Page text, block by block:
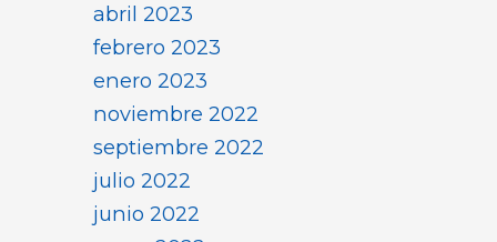
abril 2023
febrero 2023
enero 2023
noviembre 2022
septiembre 2022
julio 2022
junio 2022